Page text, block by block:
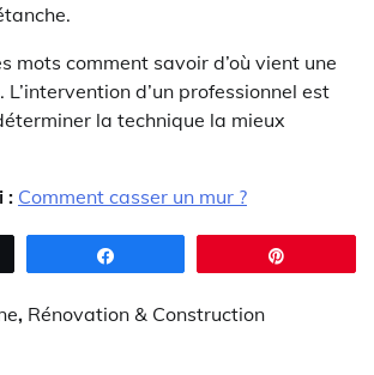
mots comment savoir d’où vient une
L’intervention d’un professionnel est
la technique la mieux
: Comment casser un mur ?
, Rénovation & Construction